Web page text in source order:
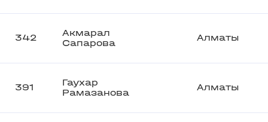
342
Акмарал
Сапарова
Алматы
391
Гаухар
Рамазанова
Алматы